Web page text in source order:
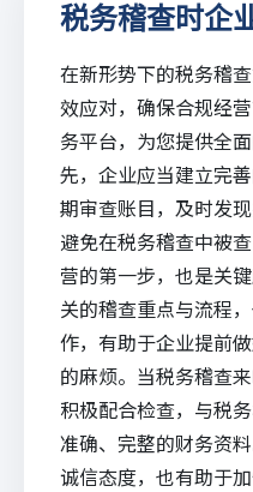
税务稽查时企
在新形势下的税务稽
效应对，确保合规经营
务平台，为您提供全
先，企业应当建立完
期审查账目，及时发
避免在税务稽查中被
营的第一步，也是关
关的稽查重点与流程
作，有助于企业提前
的麻烦。当税务稽查
积极配合检查，与税
准确、完整的财务资
诚信态度，也有助于